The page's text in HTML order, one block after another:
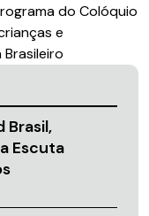
do Colóquio
e
Brasil,
Escuta